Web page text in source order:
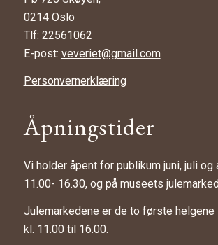
0214 Oslo
Tlf: 22561062
E-post: veveriet@gmail.com
Personvernerklæring
Åpningstider
Vi holder åpent for publikum juni, juli og
11.00- 16.30, og på museets
Julemarkedene er de to første
kl. 11.00 til 16.00.